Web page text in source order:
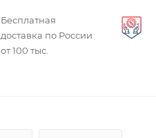
Бесплатная
доставка по России
от 100 тыс.